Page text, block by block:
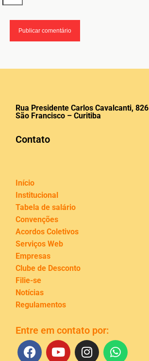
Rua Presidente Carlos Cavalcanti, 826
São Francisco – Curitiba
Contato
Início
Institucional
Tabela de salário
Convenções
Acordos Coletivos
Serviços Web
Empresas
Clube de Desconto
Filie-se
Notícias
Regulamentos
Entre em contato por: